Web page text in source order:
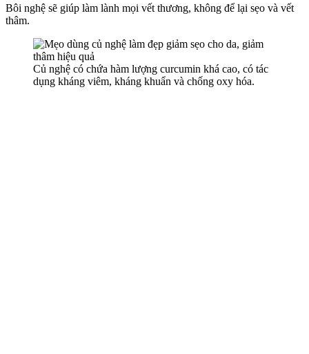
Bôi nghệ sẽ giúp làm lành mọi vết thương, không để lại sẹo và vết
thâm.
Củ nghệ có chứa hàm lượng curcumin khá cao, có tác
dụng kháng viêm, kháng khuẩn và chống oxy hóa.